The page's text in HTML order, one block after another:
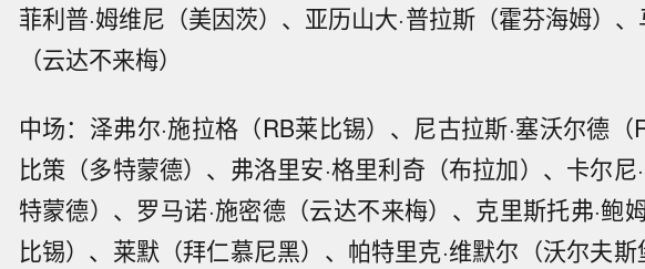
菲利普·姆维尼（美因茨）、亚历山大·普拉斯（霍芬海姆）
（云达不来梅）
中场：泽弗尔·施拉格（RB莱比锡）、尼古拉斯·塞沃尔德
比策（多特蒙德）、弗洛里安·格里利奇（布拉加）、卡尔尼
特蒙德）、罗马诺·施密德（云达不来梅）、克里斯托弗·鲍
比锡）、莱默（拜仁慕尼黑）、帕特里克·维默尔（沃尔夫斯